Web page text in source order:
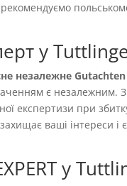
у
незалежне Gutachten
є незалежним.
експертизи при
ваші інтереси
у